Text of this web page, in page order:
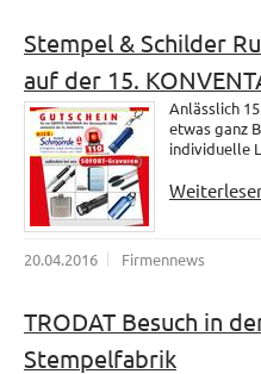
Stempel & Schilder
auf der 15.
Anlässlich
etwas ganz
individuelle
20.04.2016 Firmennews
TRODAT Besuch in
Stempelfabrik